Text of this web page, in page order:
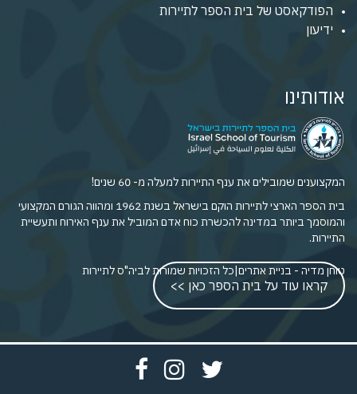
הפודקאסט של בית הספר לתיירות
ידיעון
אודותינו
המקצוענים שמובילים את ענף התיירות למעלה מ- 60 שנים!
בית הספר הארצי לתיירות הוקם בישראל בשנת 1962 ומהווה הגורם המקצועי
והמוסמך ביותר במדינה להכשרת כוח אדם המוביל את ענף האירוח ותעשיית
התיירות.
קראו עוד על בית הספר כאן >>
כל הזכויות שמורות לביה"ס לתיירות|טוחן מדיה - בניית אתרים
פתחפתח